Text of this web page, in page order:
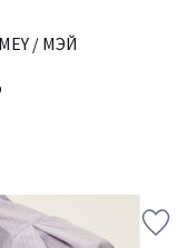
/ МЭЙ